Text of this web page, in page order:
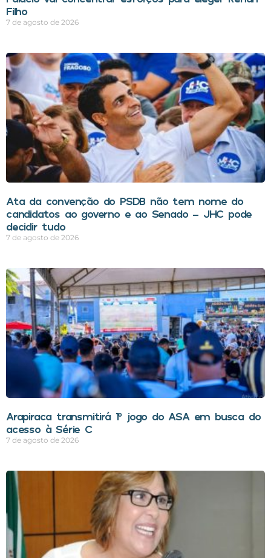
Filho
7 de agosto de 2026
Ata da convenção do PSDB não tem nome do
candidatos ao governo e ao Senado – JHC pode
decidir tudo
7 de agosto de 2026
Arapiraca transmitirá 1º jogo do ASA em busca do
acesso à Série C
7 de agosto de 2026